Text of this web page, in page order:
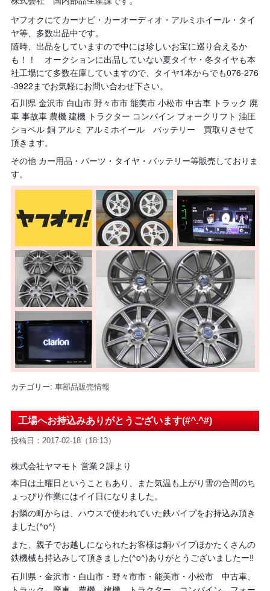
ヤフオクにてカーナビ・カーオーディオ・アルミホイール・タイ
ヤ等、多数出品中です。
随時、出品をしていますので中には珍しいお宝に巡り合えるか
も！！ オークションに出品していない夏タイヤ・冬タイヤも本
社工場にて多数在庫していますので、タイヤ1本からでも076-276
-3922までお気軽にお問い合わせ下さい。
石川県 金沢市 白山市 野々市市 能美市 小松市 中古車 トラック 廃
車 事故車 農機 建機 トラクター コンバイン フォークリフト 油圧
ショベル 銅 アルミ アルミホイール バッテリー 買取りさせて
頂きます。
その他 カー用品・パーツ・タイヤ・バッテリー等販売しておりま
す。
カテゴリー: 車部品販売情報
工場へお持込みありがとうございます(#^.^#)
投稿日：2017-02-18（18:13）
株式会社ヤマモト 営業２課より
本日は土曜日ということもあり、
また気温も上がり雪の合間のち
ょっぴり作業にはイイ日になりました。
お隣の町からは、ハウスで使われていた鉄パイプをお持込み頂き
ました(^o^)
また、親子でお越しになられたお客様は銅パイプほかたくさんの
鉄機械も持込みして頂きました(^o^)ありがとうございましたー‼︎
石川県・金沢市・白山市・野々市市・能美市・小松市 中古車、